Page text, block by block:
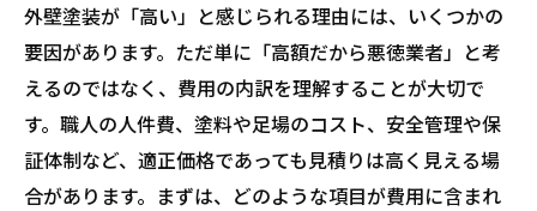
高い外壁塗装費用を節約する方法
グレード選びを見直してコストを調整
複数社に見積もりを依頼して比較する
地元の外壁塗装業者に依頼する
まとめ
外壁塗装が「高い」と感じられる理由には、いくつかの
要因があります。ただ単に「高額だから悪徳業者」と考
えるのではなく、費用の内訳を理解することが大切で
す。職人の人件費、塗料や足場のコスト、安全管理や保
証体制など、適正価格であっても見積りは高く見える場
合があります。まずは、どのような項目が費用に含まれ